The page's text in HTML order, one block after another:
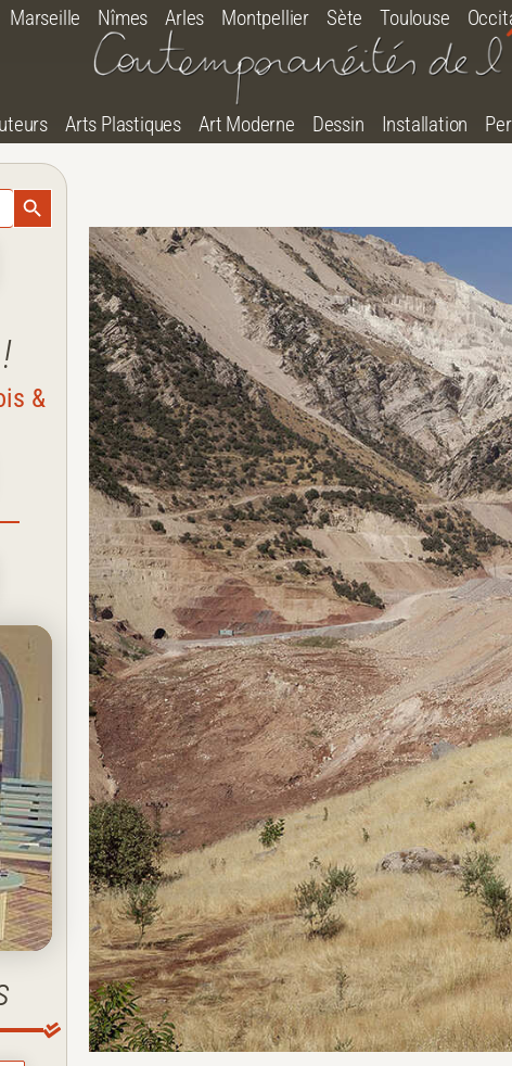
Marseille Nîmes Arles Montpellier Sète Toulouse
Arts Plastiques Art Moderne Dessin Installation
Search Button
&